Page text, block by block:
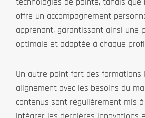
offre un accompagnement
apprenant, garantissant ainsi une
optimale et adaptée à chaque
Un autre point fort des formations
alignement avec les besoins du
contenus sont régulièrement mis